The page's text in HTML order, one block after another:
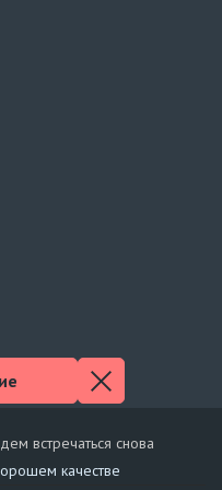
встречаться снова
качестве